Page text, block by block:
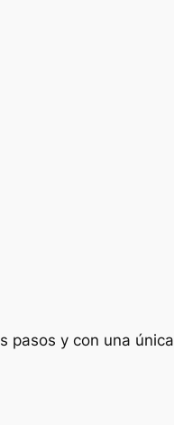
y con una